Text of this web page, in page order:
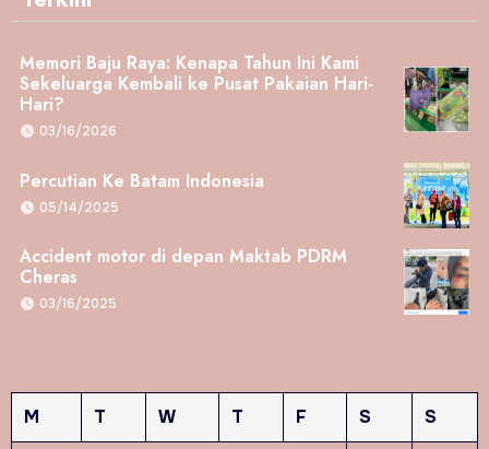
Memori Baju Raya: Kenapa Tahun Ini Kami
Sekeluarga Kembali ke Pusat Pakaian Hari-
Hari?
03/16/2026
Percutian Ke Batam Indonesia
05/14/2025
Accident motor di depan Maktab PDRM
Cheras
03/16/2025
M T W T F S
S